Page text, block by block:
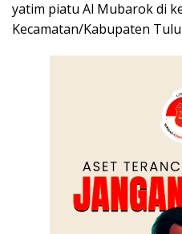
yatim piatu Al Mubarok di
Kecamatan/Kabupaten